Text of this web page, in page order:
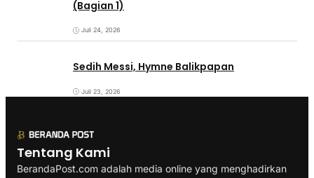
(Bagian 1)
Juli 24, 2026
Sedih Messi, Hymne Balikpapan
Juli 23, 2026
Tentang Kami
BerandaPost.com adalah media online yang menghadirkan